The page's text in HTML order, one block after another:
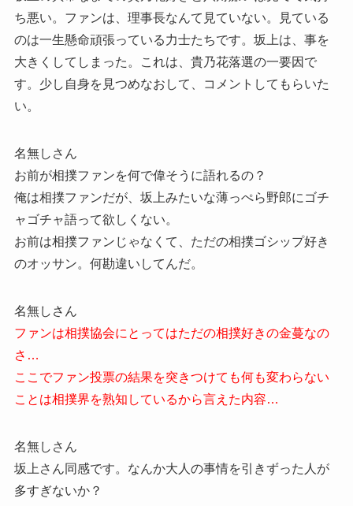
ち悪い。ファンは、理事長なんて見ていない。見ている
のは一生懸命頑張っている力士たちです。坂上は、事を
大きくしてしまった。これは、貴乃花落選の一要因で
す。少し自身を見つめなおして、コメントしてもらいた
い。
名無しさん
お前が相撲ファンを何で偉そうに語れるの？
俺は相撲ファンだが、坂上みたいな薄っぺら野郎にゴチ
ャゴチャ語って欲しくない。
お前は相撲ファンじゃなくて、ただの相撲ゴシップ好き
のオッサン。何勘違いしてんだ。
名無しさん
ファンは相撲協会にとってはただの相撲好きの金蔓なの
さ…
ここでファン投票の結果を突きつけても何も変わらない
ことは相撲界を熟知しているから言えた内容…
名無しさん
坂上さん同感です。なんか大人の事情を引きずった人が
多すぎないか？